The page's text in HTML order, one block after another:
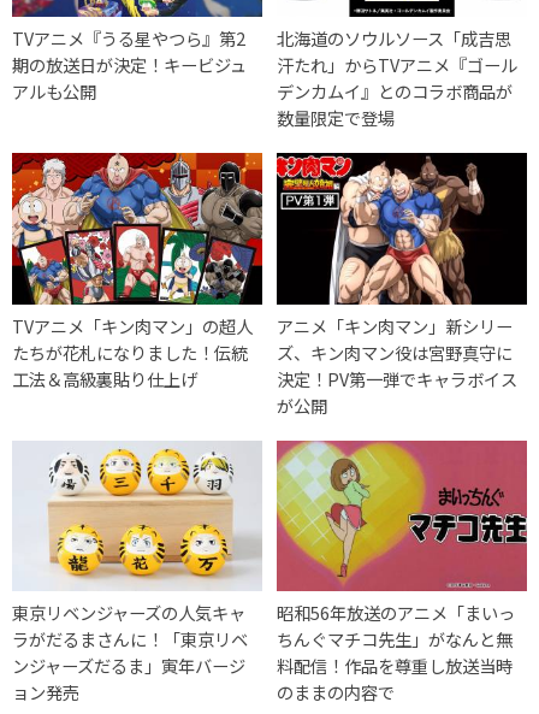
TVアニメ『うる星やつら』第2
期の放送日が決定！キービジュ
アルも公開
北海道のソウルソース「成吉思
汗たれ」からTVアニメ『ゴール
デンカムイ』とのコラボ商品が
数量限定で登場
TVアニメ「キン肉マン」の超人
たちが花札になりました！伝統
工法＆高級裏貼り仕上げ
アニメ「キン肉マン」新シリー
ズ、キン肉マン役は宮野真守に
決定！PV第一弾でキャラボイス
が公開
東京リベンジャーズの人気キャ
ラがだるまさんに！「東京リベ
ンジャーズだるま」寅年バージ
ョン発売
昭和56年放送のアニメ「まいっ
ちんぐマチコ先生」がなんと無
料配信！作品を尊重し放送当時
のままの内容で